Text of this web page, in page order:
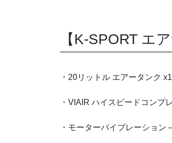
【K-SPORT エ
・20リットル エアータンク x1
・VIAIR ハイスピードコンプ
・モーターバイブレーショ